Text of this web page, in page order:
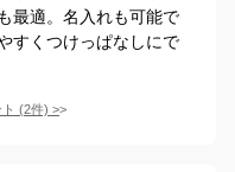
最適。名入れも可能で
すくつけっぱなしにで
(2件) >